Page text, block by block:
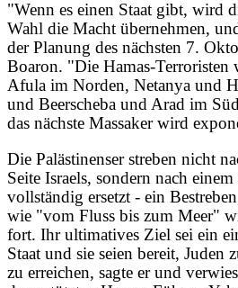
"Wenn es einen Staat gibt, wird
Wahl die Macht übernehmen,
der Planung des nächsten 7.
Boaron. "Die Hamas-Terroristen
Afula im Norden, Netanya und
und Beerscheba und Arad im
das nächste Massaker wird
Die Palästinenser streben nicht
Seite Israels, sondern nach einem
vollständig ersetzt - ein
wie "vom Fluss bis zum Meer"
fort. Ihr ultimatives Ziel sei ein
Staat und sie seien bereit, Juden
zu erreichen, sagte er und